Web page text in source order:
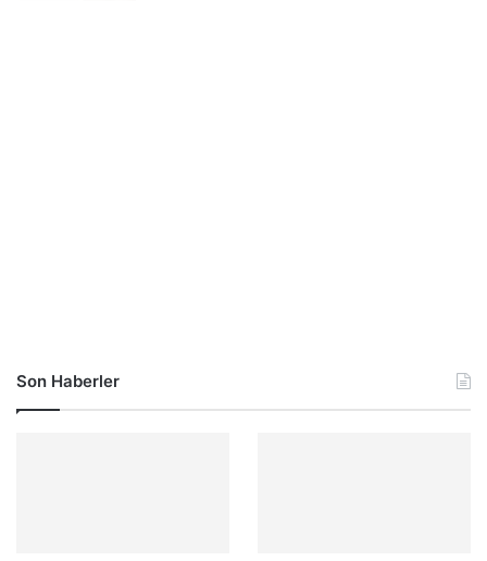
Son Haberler